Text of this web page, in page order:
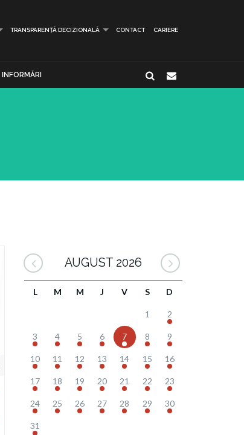
TRANSPARENȚĂ DECIZIONALĂ CONTACT CARIERE
INFORMĂRI
AUGUST 2026
L M M J V S D
1 2
3 4 5 6 7 8 9
10 11 12 13 14 15 16
17 18 19 20 21 22 23
24 25 26 27 28 29 30
31